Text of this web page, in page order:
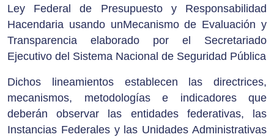
Ley Federal de Presupuesto y Responsabilidad
Hacendaria usando unMecanismo de Evaluación y
Transparencia elaborado por el Secretariado
Ejecutivo del Sistema Nacional de Seguridad Pública
Dichos lineamientos establecen las directrices,
mecanismos, metodologías e indicadores que
deberán observar las entidades federativas, las
Instancias Federales y las Unidades Administrativas